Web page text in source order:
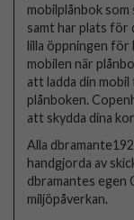
mobilplånbok
samt har plats för
lilla öppningen för
mobilen när
att ladda din
plånboken.
att skydda dina
Alla
handgjorda av
dbramantes egen
miljöpåverkan.